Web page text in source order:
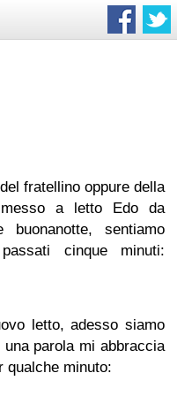
fratellino oppure della
a letto Edo da
sentiamo
cinque minuti:
letto, adesso siamo
parola mi abbraccia
qualche minuto: